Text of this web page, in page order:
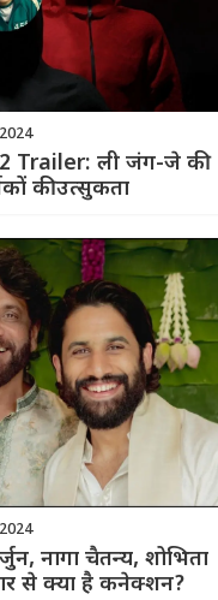
Trailer: ली जंग-जे की
की उत्सुकता
नागा चैतन्य, शोभिता
से क्या है कनेक्शन?